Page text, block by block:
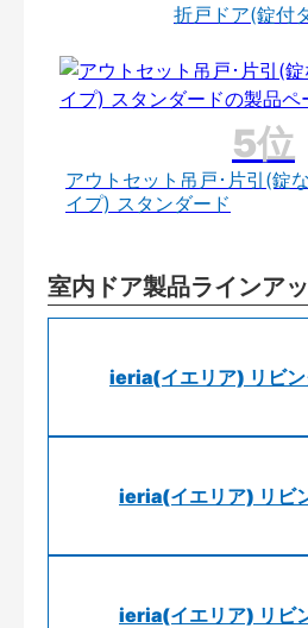
折戸ドア(錠付
アウトセット吊戸･片引(錠
イプ) スタンダード
室内ドア製品ラインア
ieria(イエリア) リビン
ieria(イエリア) リビ
ieria(イエリア) リビ